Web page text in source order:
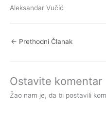
Aleksandar Vučić
← Prethodni Članak
Ostavite komentar
Žao nam je, da bi postavili